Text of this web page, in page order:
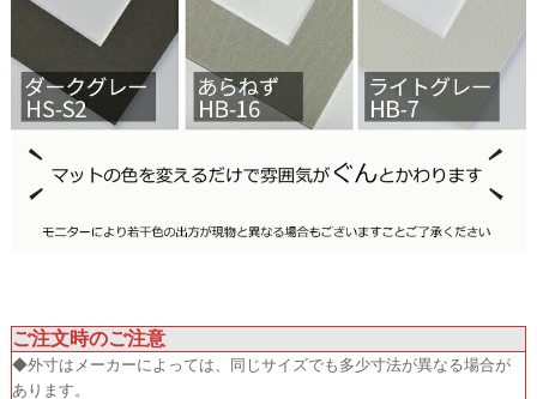
ご注文時のご注意
◆外寸はメーカーによっては、同じサイズでも多少寸法が異なる場合が
あります。